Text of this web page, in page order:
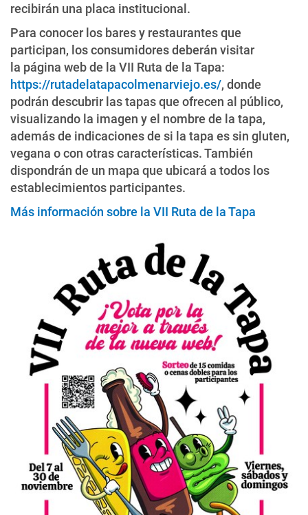
recibirán una placa institucional.
Para conocer los bares y restaurantes que
participan, los consumidores deberán visitar
la página web de la VII Ruta de la Tapa:
https://rutadelatapacolmenarviejo.es/, donde
podrán descubrir las tapas que ofrecen al público,
visualizando la imagen y el nombre de la tapa,
además de indicaciones de si la tapa es sin gluten,
vegana o con otras características. También
dispondrán de un mapa que ubicará a todos los
establecimientos participantes.
Más información sobre la VII Ruta de la Tapa